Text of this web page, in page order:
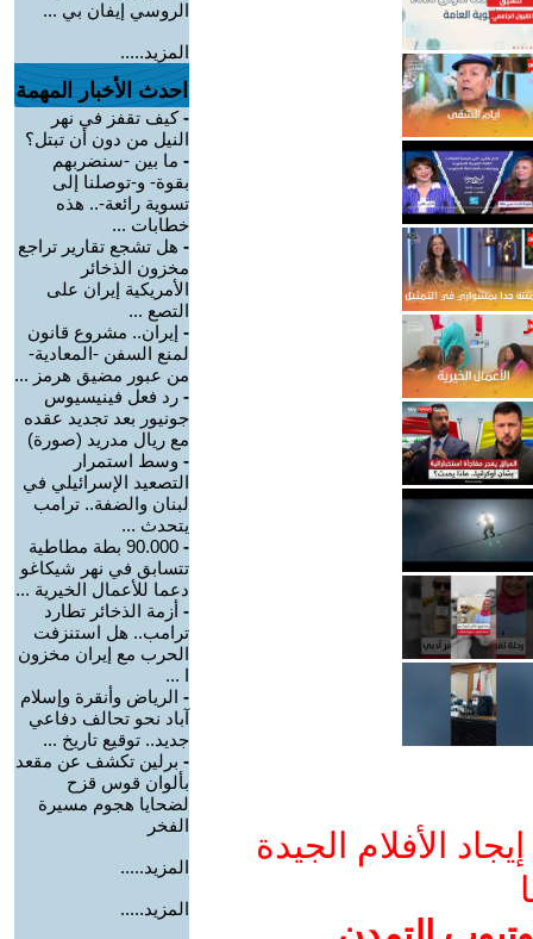
الأفلام الجيدة
الروسي إيفان بي ...
المزيد.....
احدث الأخبار المهمة
-كيف تقفز في نهر
النيل من دون أن تبتل؟
- ما بين -سنضربهم
بقوة- و-توصلنا إلى
تسوية رائعة-.. هذه
خطابات ...
- هل تشجع تقارير تراجع
مخزون الذخائر
الأمريكية إيران على
التصع ...
- إيران.. مشروع قانون
لمنع السفن -المعادية-
من عبور مضيق هرمز ...
- رد فعل فينيسيوس
جونيور بعد تجديد عقده
مع ريال مدريد (صورة)
- وسط استمرار
التصعيد الإسرائيلي في
لبنان والضفة.. ترامب
يتحدث ...
-
90.000 بطة مطاطية
تتسابق في نهر شيكاغو
دعما للأعمال الخيرية ...
- أزمة الذخائر تطارد
ترامب.. هل استنزفت
الحرب مع إيران مخزون
ا ...
- الرياض وأنقرة وإسلام
آباد نحو تحالف دفاعي
جديد.. توقيع تاريخ ...
- برلين تكشف عن مقعد
بألوان قوس قزح
لضحايا هجوم مسيرة
الفخر
المزيد.....
المزيد.....